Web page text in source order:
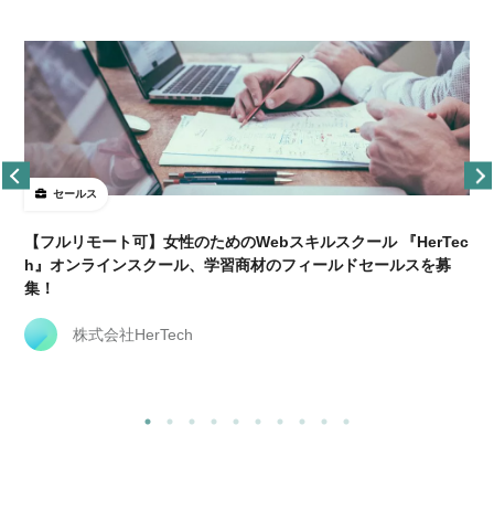
セールス
【フルリモート可】女性のためのWebスキルスクール 『HerTec
h』オンラインスクール、学習商材のフィールドセールスを募
集！
株式会社HerTech